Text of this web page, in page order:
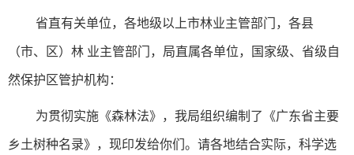
省直有关单位，各地级以上市林业主管部门，各县
（市、区）林 业主管部门，局直属各单位，国家级、省级自
然保护区管护机构：
为贯彻实施《森林法》，我局组织编制了《广东省主要
乡土树种名录》，现印发给你们。请各地结合实际，科学选